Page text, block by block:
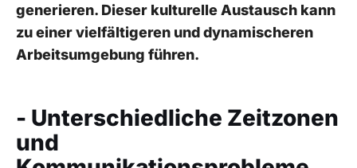
generieren.‌ Dieser kulturelle ‌Austausch ⁣kann
zu ‌einer vielfältigeren und dynamischeren ​
Arbeitsumgebung führen.
- Unterschiedliche ‌Zeitzonen
und⁤